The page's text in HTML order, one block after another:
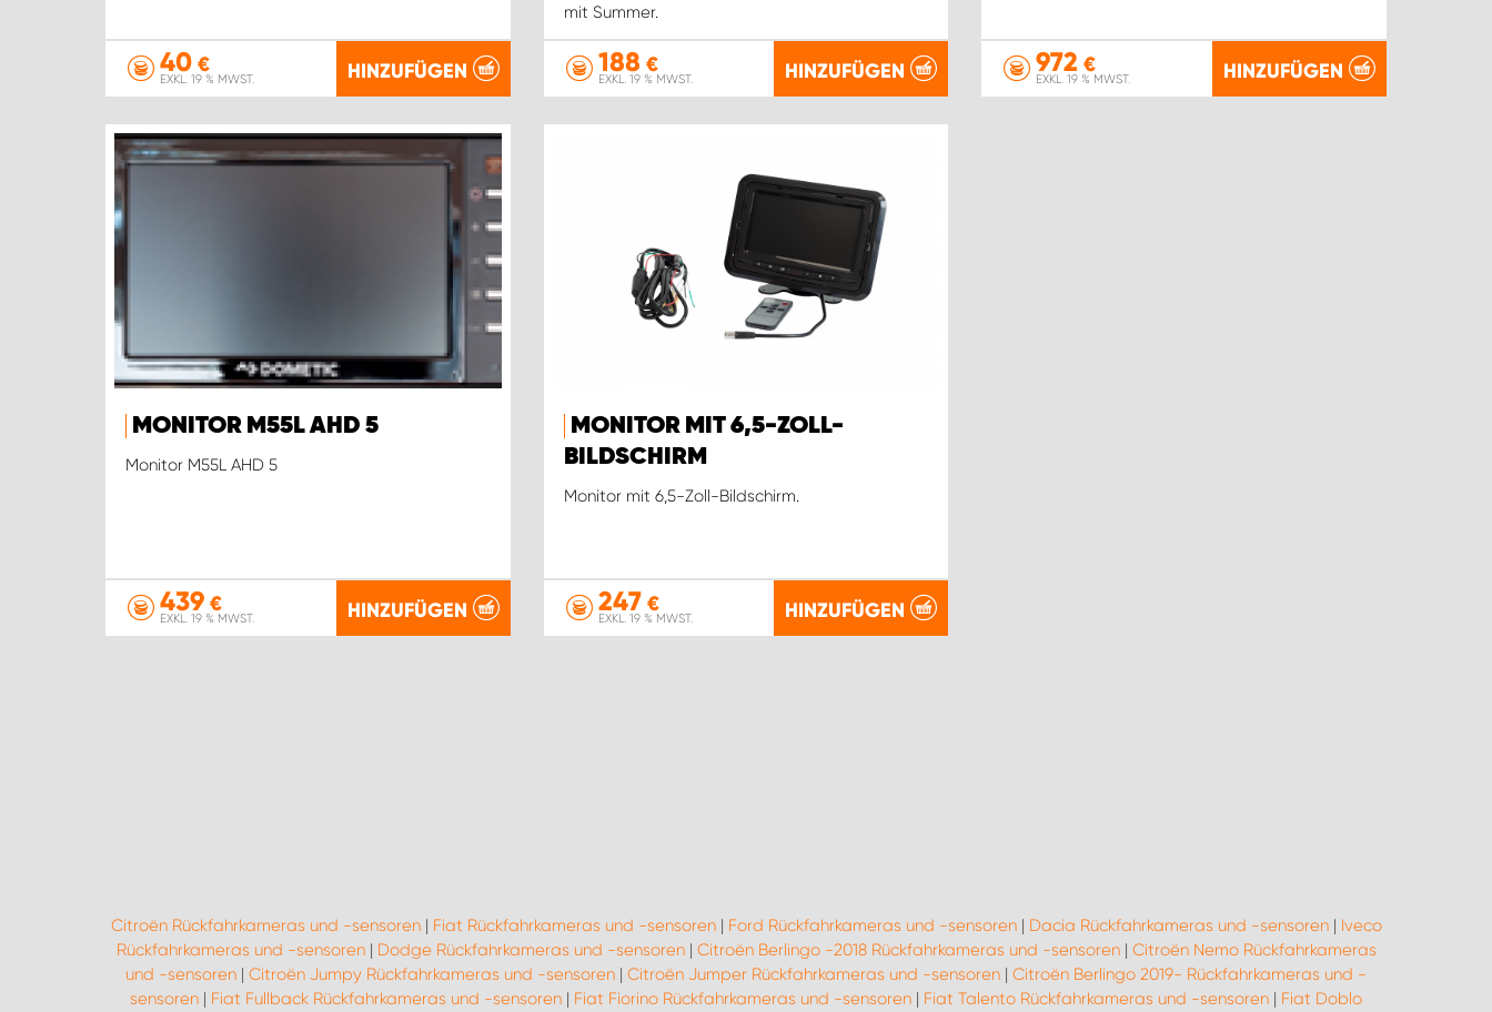
40 €
EXKL. 19 % MWST. HINZUFÜGEN
mit Summer.
188 €
EXKL. 19 % MWST. HINZUFÜGEN 972 €
EXKL. 19 % MWST. HINZUFÜGEN
MONITOR M55L AHD 5
Monitor M55L AHD 5
439 €
EXKL. 19 % MWST. HINZUFÜGEN
MONITOR MIT 6,5-ZOLL-
BILDSCHIRM
Monitor mit 6,5-Zoll-Bildschirm.
247€
EXKL. 19 % MWST. HINZUFÜGEN
Citroën Rückfahrkameras und -sensoren| Fiat Rückfahrkameras und -sensoren| Ford Rückfahrkameras und -sensoren| Dacia Rückfahrkameras und -sensoren| Iveco
Rückfahrkameras und -sensoren| Dodge Rückfahrkameras und -sensoren| Citroën Berlingo -2018 Rückfahrkameras und -sensoren| Citroën Nemo Rückfahrkameras
und -sensoren | Citroën Jumpy Rückfahrkameras und -sensoren | Citroën Jumper Rückfahrkameras und -sensoren | Citroën Berlingo 2019- Rückfahrkameras und -
sensoren | Fiat Fullback Rückfahrkameras und -sensoren | Fiat Fiorino Rückfahrkameras und -sensoren | Fiat Talento Rückfahrkameras und -sensoren | Fiat Doblo